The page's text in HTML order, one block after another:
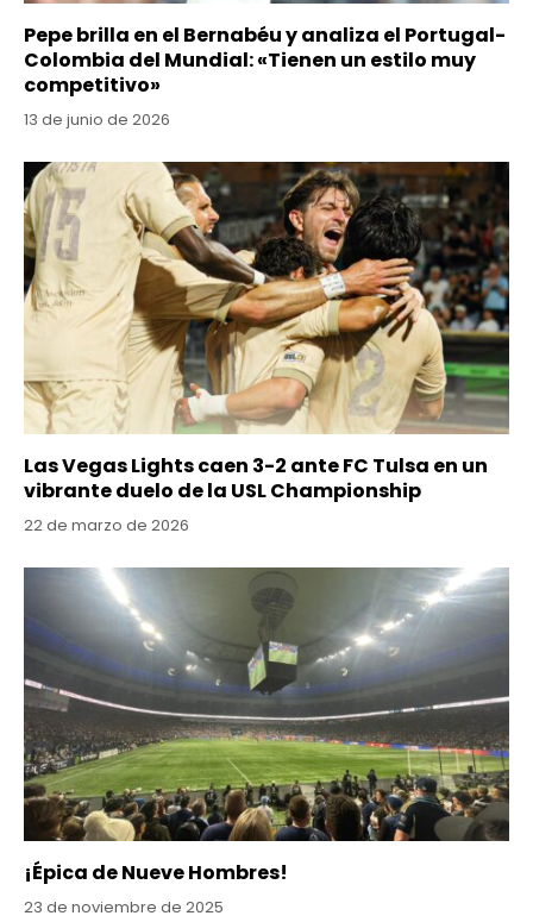
Pepe brilla en el Bernabéu y analiza el Portugal-
Colombia del Mundial: «Tienen un estilo muy
competitivo»
13 de junio de 2026
Las Vegas Lights caen 3-2 ante FC Tulsa en un
vibrante duelo de la USL Championship
22 de marzo de 2026
¡Épica de Nueve Hombres!
23 de noviembre de 2025